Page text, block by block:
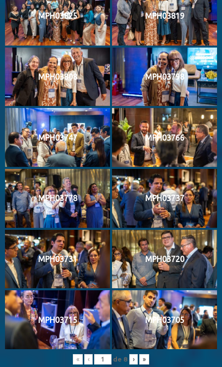
MPH03825 MPH03819
MPH03808 MPH03798
MPH03747 MPH03766
MPH03778 MPH03737
MPH03731 MPH03720
MPH03715 MPH03705
« ‹ de 8 › »